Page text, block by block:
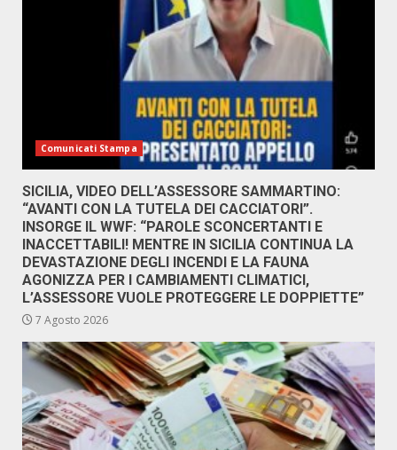
Comunicati Stampa
SICILIA, VIDEO DELL’ASSESSORE SAMMARTINO:
“AVANTI CON LA TUTELA DEI CACCIATORI”.
INSORGE IL WWF: “PAROLE SCONCERTANTI E
INACCETTABILI! MENTRE IN SICILIA CONTINUA LA
DEVASTAZIONE DEGLI INCENDI E LA FAUNA
AGONIZZA PER I CAMBIAMENTI CLIMATICI,
L’ASSESSORE VUOLE PROTEGGERE LE DOPPIETTE”
7 Agosto 2026